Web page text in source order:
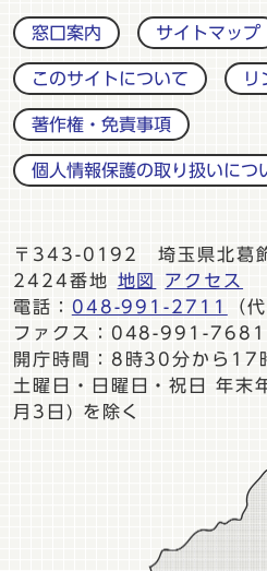
窓口案内 サイトマップ
このサイトについて リ
著作権・免責事項
個人情報保護の取り扱いにつ
〒343-0192 埼玉県北葛飾
2424番地
地図
アクセス
電話： 048-991-2711
（
ファクス：048-991-7681
開庁時間：8時30分から17
土曜日・日曜日・祝日 年
月3日) を除く